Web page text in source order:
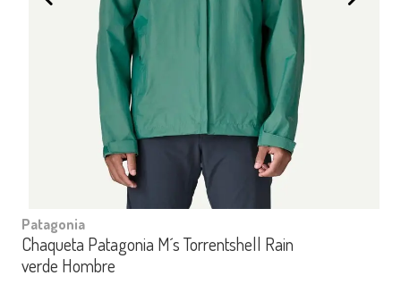
Patagonia
Chaqueta Patagonia M´s Torrentshell Rain
verde Hombre